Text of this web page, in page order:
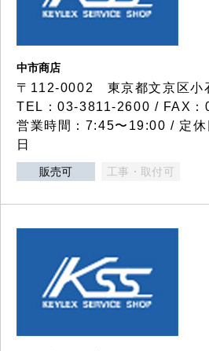
中市商店
〒112-0002 東京都文京区小
TEL：03-3811-2600 / FAX
営業時間：7:45〜19:00 / 定休
日
販売可 工事・取付可